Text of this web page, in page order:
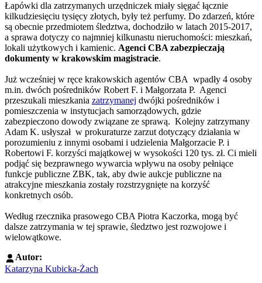
Łapówki dla zatrzymanych urzędniczek miały sięgać łącznie
kilkudziesięciu tysięcy złotych, były też perfumy. Do zdarzeń, które
są obecnie przedmiotem śledztwa, dochodziło w latach 2015-2017,
a sprawa dotyczy co najmniej kilkunastu nieruchomości: mieszkań,
lokali użytkowych i kamienic. Agenci CBA zabezpieczają
dokumenty w krakowskim magistracie.
Już wcześniej w ręce krakowskich agentów CBA wpadły 4 osoby
m.in. dwóch pośredników Robert F. i Małgorzata P. Agenci
przeszukali mieszkania zatrzymanej dwójki pośredników i
pomieszczenia w instytucjach samorządowych, gdzie
zabezpieczono dowody związane ze sprawą. Kolejny zatrzymany
Adam K. usłyszał w prokuraturze zarzut dotyczący działania w
porozumieniu z innymi osobami i udzielenia Małgorzacie P. i
Robertowi F. korzyści majątkowej w wysokości 120 tys. zł. Ci mieli
podjąć się bezprawnego wywarcia wpływu na osoby pełniące
funkcje publiczne ZBK, tak, aby dwie aukcje publiczne na
atrakcyjne mieszkania zostały rozstrzygnięte na korzyść
konkretnych osób.
Według rzecznika prasowego CBA Piotra Kaczorka, mogą być
dalsze zatrzymania w tej sprawie, śledztwo jest rozwojowe i
wielowątkowe.
Autor:
Katarzyna Kubicka-Żach